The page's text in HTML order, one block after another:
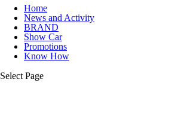
Home
News and Activity
BRAND
Show Car
Promotions
Know How
Select Page